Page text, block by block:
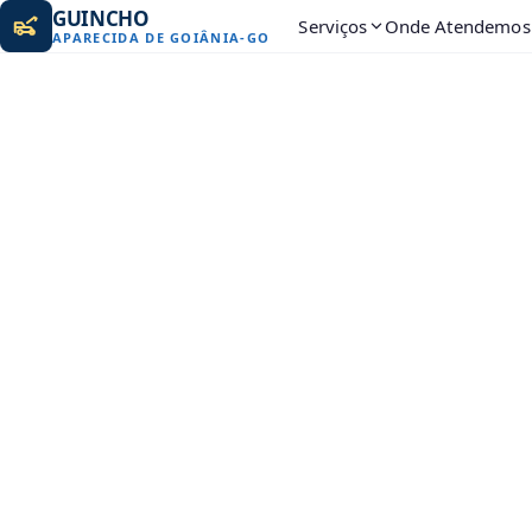
GUINCHO
APARECIDA DE GOIÂNIA-GO Serviços Onde Atendemos